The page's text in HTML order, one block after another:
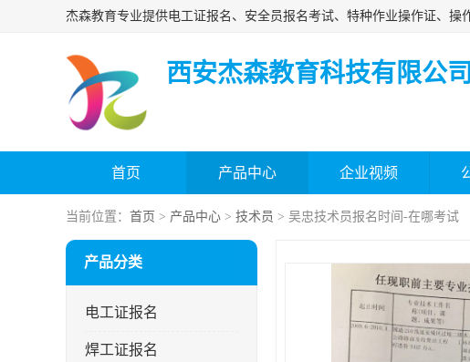
西安杰森教育科技有限公司
首页 产品中心 企业视频
当前位置： 首页 > 产品中心 > 技术员 > 吴忠技术员报名时间-在哪考试
产品分类
电工证报名
焊工证报名